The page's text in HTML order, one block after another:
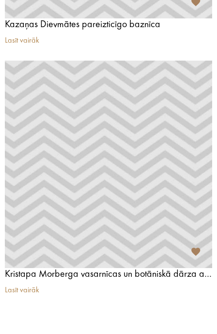
Kazaņas Dievmātes pareizticīgo baznīca
Lasīt vairāk
Kristapa Morberga vasarnīcas un botāniskā dārza ansamblis
Lasīt vairāk